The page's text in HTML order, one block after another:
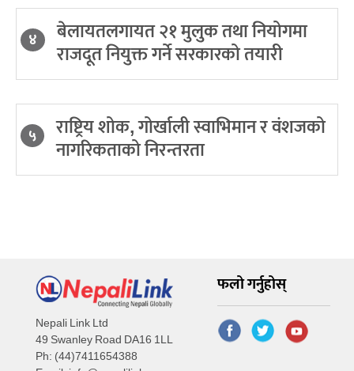
४ बेलायतलगायत २१ मुलुक तथा नियोगमा
राजदूत नियुक्त गर्ने सरकारको तयारी
५ राष्ट्रिय शोक, गोर्खाली स्वाभिमान र वंशजको
नागरिकताको निरन्तरता
Nepali Link Ltd
49 Swanley Road DA16 1LL
Ph: (44)7411654388
फलो गर्नुहोस्